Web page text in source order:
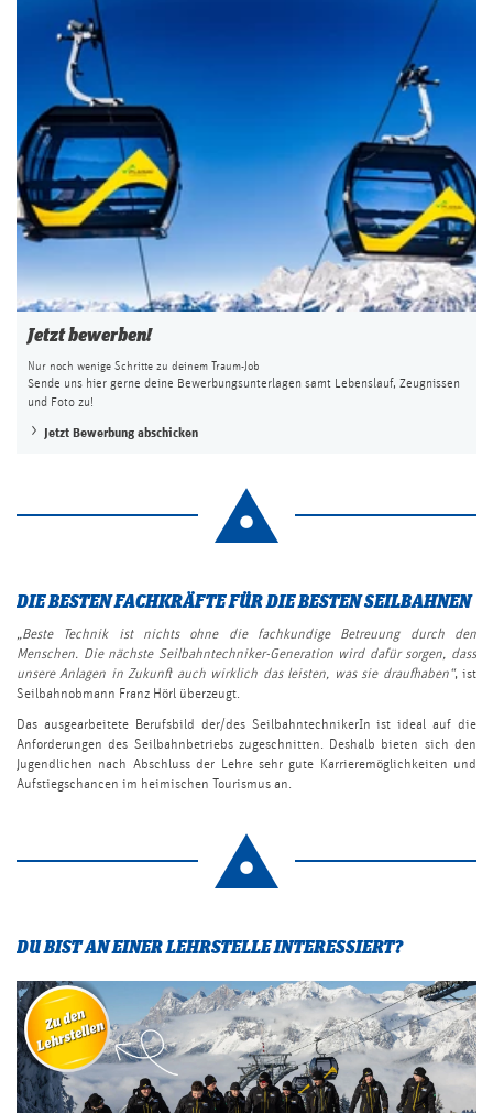
Jetzt bewerben!
Nur noch wenige Schritte zu deinem Traum-Job
Sende uns hier gerne deine Bewerbungsunterlagen samt Lebenslauf, Zeugnissen
und Foto zu!
Jetzt Bewerbung abschicken
DIE BESTEN FACHKRÄFTE FÜR DIE BESTEN SEILBAHNEN
„Beste Technik ist nichts ohne die fachkundige Betreuung durch den
Menschen. Die nächste Seilbahntechniker-Generation wird dafür sorgen, dass
unsere Anlagen in Zukunft auch wirklich das leisten, was sie draufhaben“, ist
Seilbahnobmann Franz Hörl überzeugt.
Das ausgearbeitete Berufsbild der/des SeilbahntechnikerIn ist ideal auf die
Anforderungen des Seilbahnbetriebs zugeschnitten. Deshalb bieten sich den
Jugendlichen nach Abschluss der Lehre sehr gute Karrieremöglichkeiten und
Aufstiegschancen im heimischen Tourismus an.
DU BIST AN EINER LEHRSTELLE INTERESSIERT?